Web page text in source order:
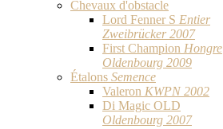
Chevaux d'obstacle
Lord Fenner S Entier
Zweibrücker 2007
First Champion Hongre
Oldenbourg 2009
Étalons Semence
Valeron KWPN 2002
Di Magic OLD
Oldenbourg 2007